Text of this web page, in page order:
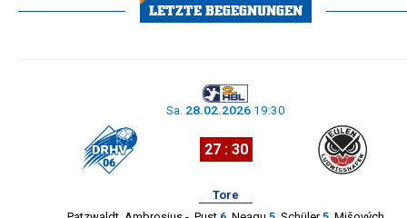
LETZTE BEGEGNUNGEN
Sa. 28.02.2026 19:30
27 : 30
Tore